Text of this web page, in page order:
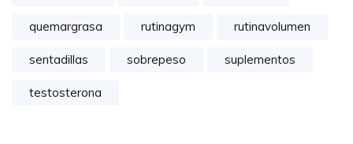
quemargrasa rutinagym rutinavolumen
sentadillas sobrepeso suplementos
testosterona